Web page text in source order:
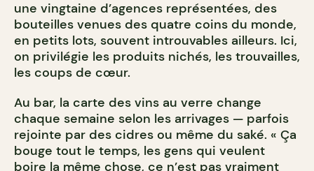
une vingtaine d’agences représentées, des
bouteilles venues des quatre coins du monde,
en petits lots, souvent introuvables ailleurs. Ici,
on privilégie les produits nichés, les trouvailles,
les coups de cœur.
Au bar, la carte des vins au verre change
chaque semaine selon les arrivages — parfois
rejointe par des cidres ou même du saké. « Ça
bouge tout le temps, les gens qui veulent
boire la même chose, ce n’est pas vraiment